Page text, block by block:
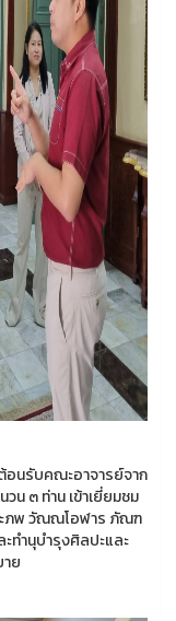
อนรับคณะอาจารย์จาก
น ๓ ท่าน เข้าเยี่ยมชม
ภพ วัณณโอฬาร ภัณฑ
ทำนุบำรุงศิลปะและ
ย